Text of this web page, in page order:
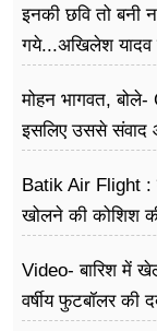
इनकी छवि तो बनी
गये...अखिलेश यादव
मोहन भागवत, बोले-
इसलिए उससे संवाद
Batik Air Flight :
खोलने की कोशिश
Video- बारिश में
वर्षीय फुटबॉलर की